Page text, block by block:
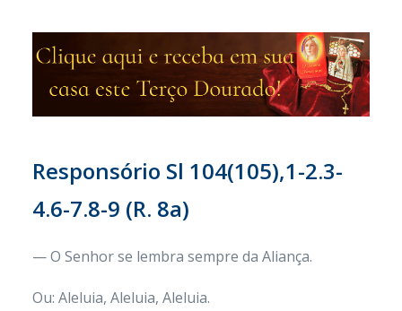
Responsório Sl 104(105),1-2.3-
4.6-7.8-9 (R. 8a)
— O Senhor se lembra sempre da Aliança.
Ou: Aleluia, Aleluia, Aleluia.